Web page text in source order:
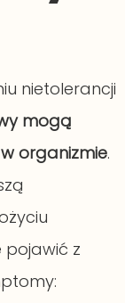
nietolerancji
mogą
organizmie.
z